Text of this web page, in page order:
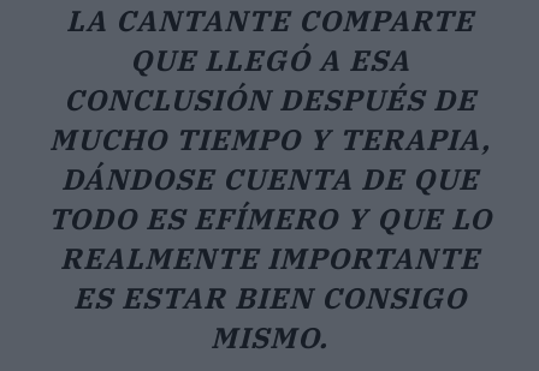
LA CANTANTE COMPARTE
QUE LLEGÓ A ESA
CONCLUSIÓN DESPUÉS DE
MUCHO TIEMPO Y TERAPIA,
DÁNDOSE CUENTA DE QUE
TODO ES EFÍMERO Y QUE LO
REALMENTE IMPORTANTE
ES ESTAR BIEN CONSIGO
MISMO.